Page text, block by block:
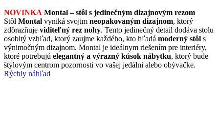
NOVINKA Montal – stôl s jedinečným dizajnovým rezom
Stôl Montal vyniká svojim neopakovaným dizajnom, ktorý
zdôrazňuje viditeľný rez nohy. Tento jedinečný detail dodáva stolu
osobitý vzhľad, ktorý zaujme každého, kto hľadá moderný stôl s
výnimočným dizajnom. Montal je ideálnym riešením pre interiéry,
ktoré potrebujú elegantný a výrazný kúsok nábytku, ktorý bude
štýlovým centrom pozornosti vo vašej jedálni alebo obývačke.
Rýchly náhľad